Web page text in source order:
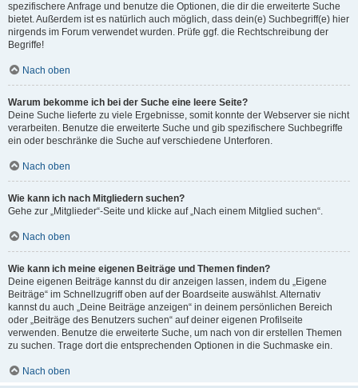
spezifischere Anfrage und benutze die Optionen, die dir die erweiterte Suche
bietet. Außerdem ist es natürlich auch möglich, dass dein(e) Suchbegriff(e) hier
nirgends im Forum verwendet wurden. Prüfe ggf. die Rechtschreibung der
Begriffe!
Nach oben
Warum bekomme ich bei der Suche eine leere Seite?
Deine Suche lieferte zu viele Ergebnisse, somit konnte der Webserver sie nicht
verarbeiten. Benutze die erweiterte Suche und gib spezifischere Suchbegriffe
ein oder beschränke die Suche auf verschiedene Unterforen.
Nach oben
Wie kann ich nach Mitgliedern suchen?
Gehe zur „Mitglieder“-Seite und klicke auf „Nach einem Mitglied suchen“.
Nach oben
Wie kann ich meine eigenen Beiträge und Themen finden?
Deine eigenen Beiträge kannst du dir anzeigen lassen, indem du „Eigene
Beiträge“ im Schnellzugriff oben auf der Boardseite auswählst. Alternativ
kannst du auch „Deine Beiträge anzeigen“ in deinem persönlichen Bereich
oder „Beiträge des Benutzers suchen“ auf deiner eigenen Profilseite
verwenden. Benutze die erweiterte Suche, um nach von dir erstellen Themen
zu suchen. Trage dort die entsprechenden Optionen in die Suchmaske ein.
Nach oben